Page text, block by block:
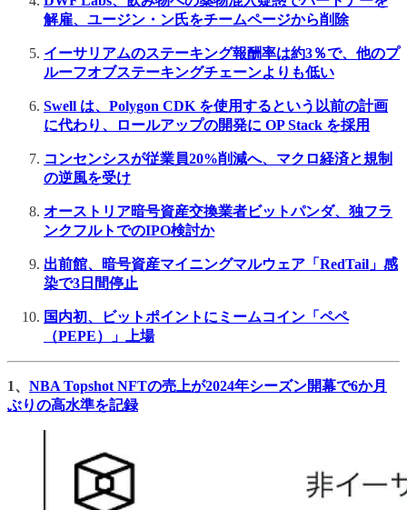
解雇、ユージン・ン氏をチームページから削除
イーサリアムのステーキング報酬率は約3％で、他のプ
ルーフオブステーキングチェーンよりも低い
Swell は、Polygon CDK を使用するという以前の計画
に代わり、ロールアップの開発に OP Stack を採用
コンセンシスが従業員20%削減へ、マクロ経済と規制
の逆風を受け
オーストリア暗号資産交換業者ビットパンダ、独フラ
ンクフルトでのIPO検討か
出前館、暗号資産マイニングマルウェア「RedTail」感
染で3日間停止
国内初、ビットポイントにミームコイン「ペペ
（PEPE）」上場
1、 NBA Topshot NFTの売上が2024年シーズン開幕で6か月
ぶりの高水準を記録